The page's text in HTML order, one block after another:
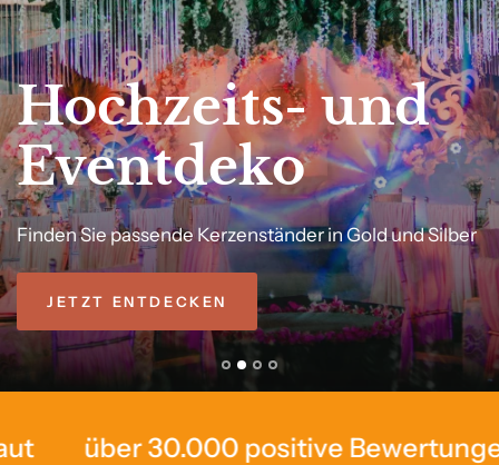
Hochzeits- und
Eventdeko
Finden SiepassendeKerzenständer inGoldundSilber
JETZT ENTDECKEN
EdleRaumdüfte gefertigtseit 1899
30.000 positive Bewertungen bei